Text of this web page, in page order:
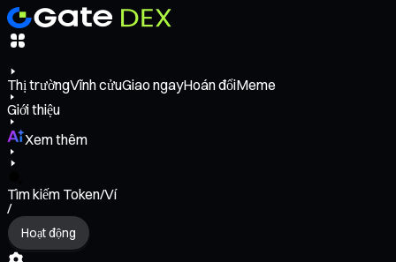
Thị trườngVĩnh cửuGiao ngayHoán đổiMeme
Giới thiệu
Xem thêm
Tìm kiếm Token/Ví
/
Hoạt động